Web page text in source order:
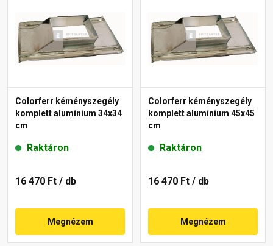
Colorferr kéményszegély
komplett alumínium 34x34
cm
Raktáron
16 470 Ft / db
Megnézem
Colorferr kéményszegély
komplett alumínium 45x45
cm
Raktáron
16 470 Ft / db
Megnézem